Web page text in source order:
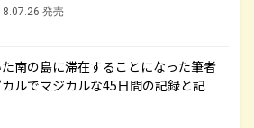
発売
南の島に滞在することになった筆者
ルでマジカルな45日間の記録と記